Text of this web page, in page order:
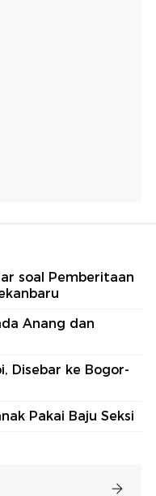
soal Pemberitaan
Anang dan
Disebar ke Bogor-
Pakai Baju Seksi